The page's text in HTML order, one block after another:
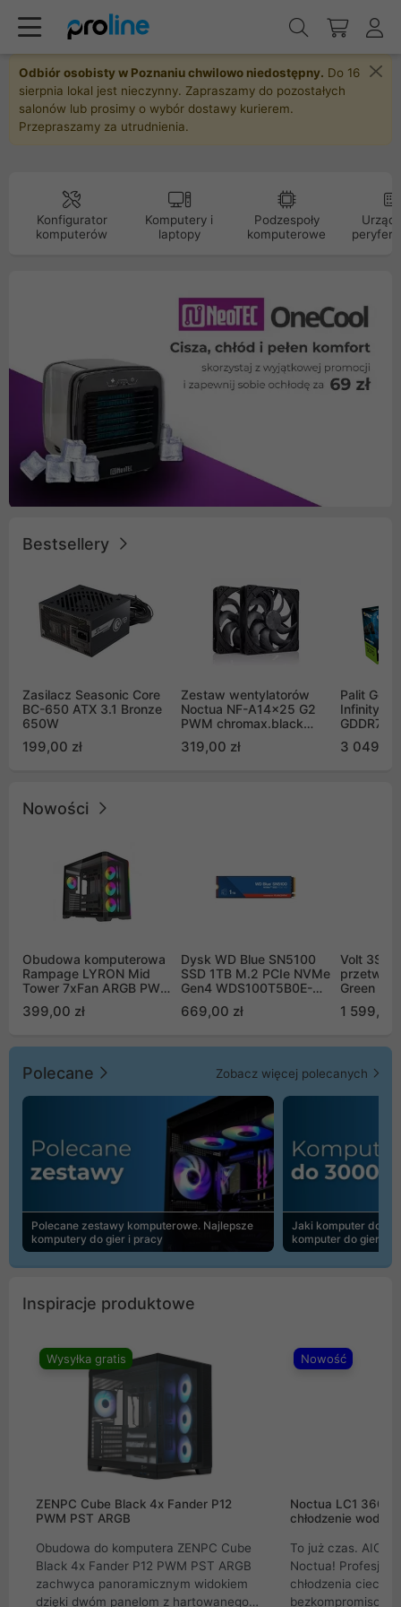
Odbiór osobisty w Poznaniu chwilowo niedostępny. Do 16
sierpnia lokal jest nieczynny. Zapraszamy do pozostałych
salonów lub prosimy o wybór dostawy kurierem.
Przepraszamy za utrudnienia.
Konfigurator
komputerów
Komputery i
laptopy
Podzespoły
komputerowe
Bestsellery
Zasilacz Seasonic Core
BC-650 ATX 3.1 Bronze
650W
199,00 zł
Zestaw wentylatorów
Noctua NF-A14x25 G2
PWM chromax.black
Push Pull (2szt)
319,00 zł
Palit
Infinity 3
GDDR7
GB2050S)
3 049,00
Nowości
Obudowa komputerowa
Rampage LYRON Mid
Tower 7xFan ARGB PWM
399,00 zł
Dysk WD Blue SN5100
SSD 1TB M.2 PCIe NVMe
Gen4 WDS100T5B0E-
669,00 zł
Volt
Green
1 599,00
Polecane Zobacz więcej polecanych
Polecane zestawy komputerowe. Najlepsze
komputery do gier i pracy
Jaki komputer do
komputer do gier |
Inspiracje produktowe
Wysyłka gratis
ZENPC Cube Black 4x Fander P12
PWM PST ARGB
Obudowa do komputera ZENPC Cube
Black 4x Fander P12 PWM PST ARGB
zachwyca panoramicznym widokiem
dzięki dwóm panelom z hartowanego
Nowość
Noctua LC1
chłodzenie wodne
To już czas. AIO
Noctua!
chłodzenia cieczą